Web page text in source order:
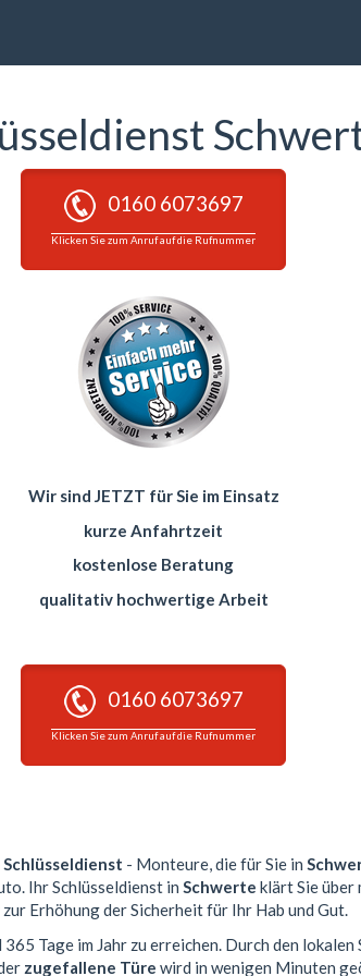
0160 6073697
Klicken Sie zum Anruf auf die Rufnummer
Wir sind JETZT für Sie im Einsatz
kurze Anfahrtzeit
kostenlose Beratung
qualitativ hochwertige Arbeit
0160 6073697
Klicken Sie zum Anruf auf die Rufnummer
Schlüsseldienst - Monteure, die für Sie in
Ihr Schlüsseldienst in Schwerte klärt Sie über
Erhöhung der Sicherheit für Ihr Hab und Gut.
Tage im Jahr zu erreichen. Durch den
zugefallene Türe wird in wenigen Minuten